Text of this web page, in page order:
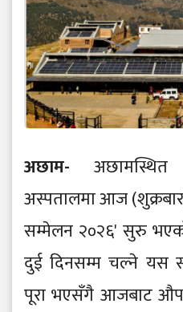
अछाम- अछामस्थित
अस्पतालमा आज
सम्मेलन २०२६' सुरु
दुई दिनसम्म चल्ने यस
पूरा भएसँगै आजबाट